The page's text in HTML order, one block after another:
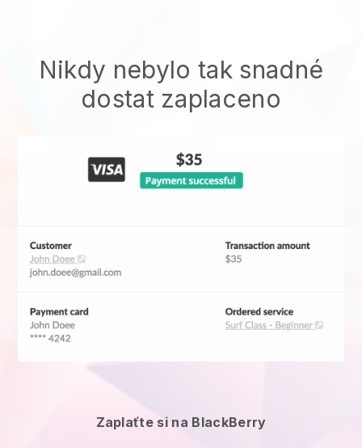
Nikdy nebylo tak snadné
dostat zaplaceno
Zaplaťte si na BlackBerry